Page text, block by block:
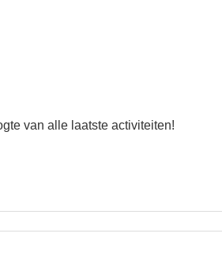
van alle laatste activiteiten!